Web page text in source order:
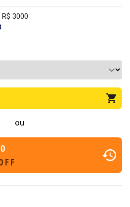
3000
ou